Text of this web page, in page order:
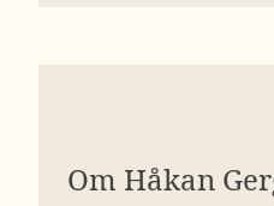
Om Håkan